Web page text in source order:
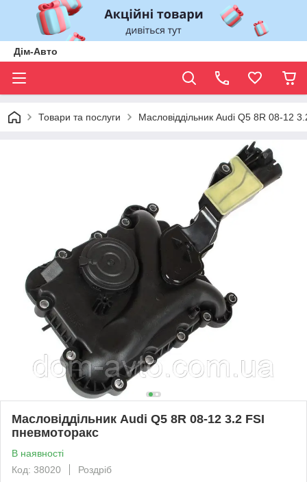
Дім-Авто
Товари та послуги Масловіддільник Audi Q5 8R 08-12
Масловіддільник Audi Q5 8R 08-12 3.2 FSI
пневмоторакс
В наявності
Код: 38020
Роздріб